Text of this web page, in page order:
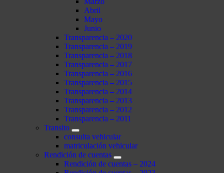
Abril
Mayo
Junio
Transparencia – 2020
Transparencia – 2019
Transparencia – 2018
Transparencia – 2017
Transparencia – 2016
Transparencia – 2015
Transparencia – 2014
Transparencia – 2013
Transparencia – 2012
Transparencia – 2011
Transito
consulta vehicular
matriculación vehicular
Rendición de cuentas
Rendición de cuentas – 2024